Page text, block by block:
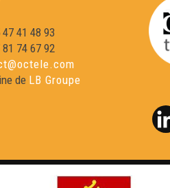
47 41 48 93
81 74 67 92
de LB Groupe